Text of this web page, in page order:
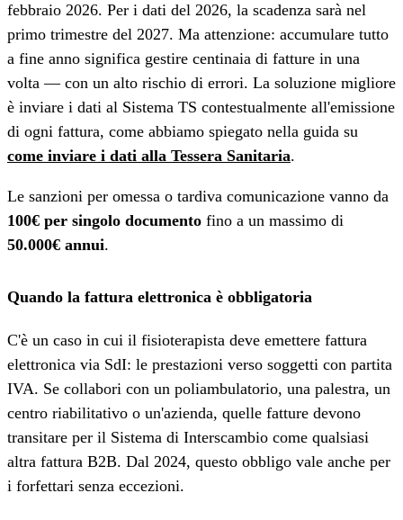
febbraio 2026. Per i dati del 2026, la scadenza sarà nel
primo trimestre del 2027. Ma attenzione: accumulare tutto
a fine anno significa gestire centinaia di fatture in una
volta — con un alto rischio di errori. La soluzione migliore
è inviare i dati al Sistema TS contestualmente all'emissione
di ogni fattura, come abbiamo spiegato nella guida su
come inviare i dati alla Tessera Sanitaria.
Le sanzioni per omessa o tardiva comunicazione vanno da
100€ per singolo documento fino a un massimo di
50.000€ annui.
Quando la fattura elettronica è obbligatoria
C'è un caso in cui il fisioterapista deve emettere fattura
elettronica via SdI: le prestazioni verso soggetti con partita
IVA. Se collabori con un poliambulatorio, una palestra, un
centro riabilitativo o un'azienda, quelle fatture devono
transitare per il Sistema di Interscambio come qualsiasi
altra fattura B2B. Dal 2024, questo obbligo vale anche per
i forfettari senza eccezioni.